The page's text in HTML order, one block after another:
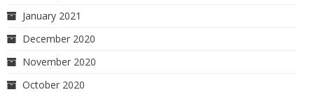
January 2021
December 2020
November 2020
October 2020